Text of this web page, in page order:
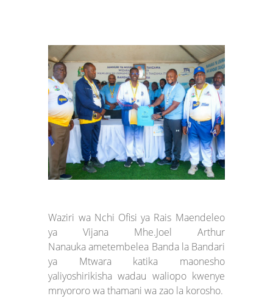
Waziri wa Nchi Ofisi ya Rais Maendeleo
ya Vijana Mhe.Joel Arthur
Nanauka ametembelea Banda la Bandari
ya Mtwara katika maonesho
yaliyoshirikisha wadau waliopo kwenye
mnyororo wa thamani wa zao la korosho.